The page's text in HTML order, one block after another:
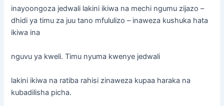
inayoongoza jedwali lakini ikiwa na mechi ngumu zijazo –
dhidi ya timu za juu tano mfululizo – inaweza kushuka hata
ikiwa ina
nguvu ya kweli. Timu nyuma kwenye jedwali
lakini ikiwa na ratiba rahisi zinaweza kupaa haraka na
kubadilisha picha.